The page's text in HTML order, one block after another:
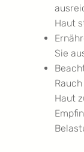
Haut
Sie
Haut